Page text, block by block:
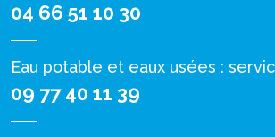
04 66 51 10 30
Eau potable et eaux usées :
09 77 40 11 39